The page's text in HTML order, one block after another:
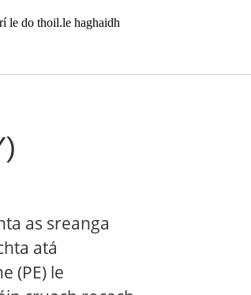
le do thoil.le haghaidh
as sreanga
atá
(PE) le